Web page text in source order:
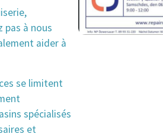
pas à nous
aider à
se limitent
spécialisés
et